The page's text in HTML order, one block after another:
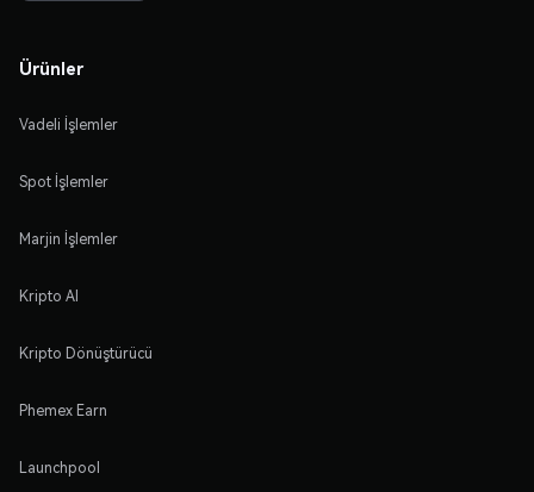
Ürünler
Vadeli İşlemler
Spot İşlemler
Marjin İşlemler
Kripto Al
Kripto Dönüştürücü
Phemex Earn
Launchpool